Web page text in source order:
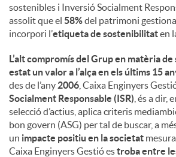
t
i
n
g
sostenibles i Inversió Socialment
assolit que el 58%del patrimoni
incorpori l’etiqueta de sostenibilitaten
L’alt compromís del Grup en matèria
estat un valor a l’alça en els últims 15
des de l’any 2006 , Caixa Enginyers
Socialment Responsable (ISR) , és a dir,
selecció d’actius, aplica criteris
bon govern (ASG) per tal de buscar, a
un impacte positiu en la societat
Caixa Enginyers Gestió estroba entre